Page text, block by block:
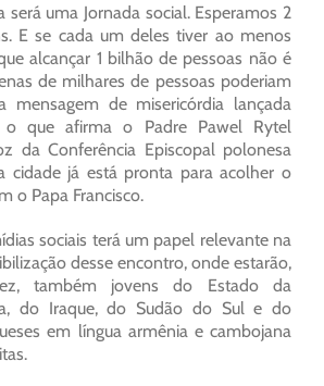
será uma Jornada social. Esperamos 2
E se cada um deles tiver ao menos
alcançar 1 bilhão de pessoas não é
de milhares de pessoas poderiam
mensagem de misericórdia lançada
o que afirma o Padre Pawel Rytel
da Conferência Episcopal polonesa
cidade já está pronta para acolher o
o Papa Francisco.
sociais terá um papel relevante na
desse encontro, onde estarão,
também jovens do Estado da
do Iraque, do Sudão do Sul e do
em língua armênia e cambojana